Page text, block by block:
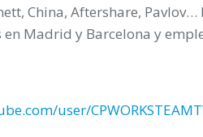
China, Aftershare,
Madrid y Barcelona y
user/